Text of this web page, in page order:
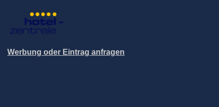
Werbung oder Eintrag anfragen